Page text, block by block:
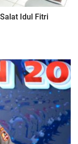
Idul Fitri